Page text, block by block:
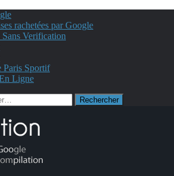
rachetées par Google
Verification
Paris Sportif
Ligne